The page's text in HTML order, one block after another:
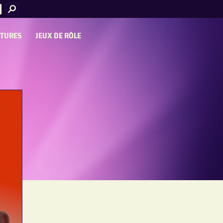
JEUX DE RÔLE